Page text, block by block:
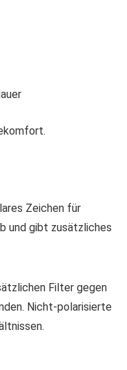
Zeichen für
und gibt zusätzliches
Filter gegen
Nicht-polarisierte